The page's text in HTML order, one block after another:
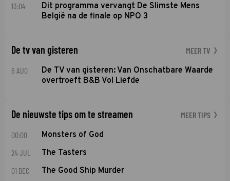
13:04
Dit programma vervangt De Slimste Mens
België na de finale op NPO 3
De tv van gisteren MEER TV
6 AUG
De TV van gisteren: Van Onschatbare Waarde
overtroeft B&B Vol Liefde
De nieuwste tips om te streamen MEER TIPS
00:00 Monsters of God
24 JUL The Tasters
01 DEC The Good Ship Murder